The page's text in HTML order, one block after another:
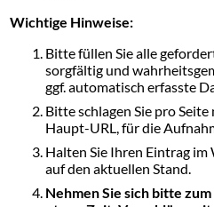
Wichtige Hinweise:
Bitte füllen Sie alle
sorgfältig und
ggf. automatisch erfasste
Bitte schlagen Sie pro
Haupt-URL, für die
Halten Sie Ihren Eintrag
auf den aktuellen Stand.
Nehmen Sie sich bitte